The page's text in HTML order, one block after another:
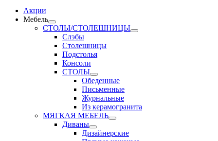
Акции
Мебель
СТОЛЫ/СТОЛЕШНИЦЫ
Слэбы
Столешницы
Подстолья
Консоли
СТОЛЫ
Обеденные
Письменные
Журнальные
Из керамогранита
МЯГКАЯ МЕБЕЛЬ
Диваны
Дизайнерские